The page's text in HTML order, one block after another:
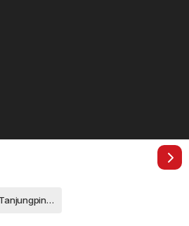
Polresta Tanjungpinang